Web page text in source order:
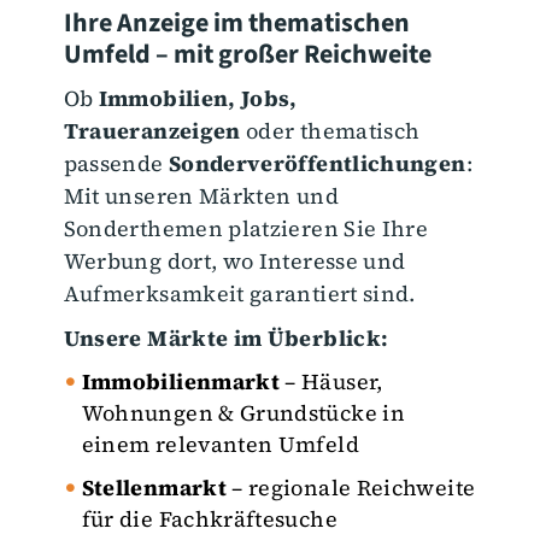
Ihre Anzeige im thematischen
Umfeld – mit großer Reichweite
Ob Immobilien, Jobs,
Traueranzeigen oder thematisch
passende Sonderveröffentlichungen:
Mit unseren Märkten und
Sonderthemen platzieren Sie Ihre
Werbung dort, wo Interesse und
Aufmerksamkeit garantiert sind.
Unsere Märkte im Überblick:
Immobilienmarkt– Häuser,
Wohnungen & Grundstücke in
einem relevanten Umfeld
Stellenmarkt– regionale Reichweite
für die Fachkräftesuche